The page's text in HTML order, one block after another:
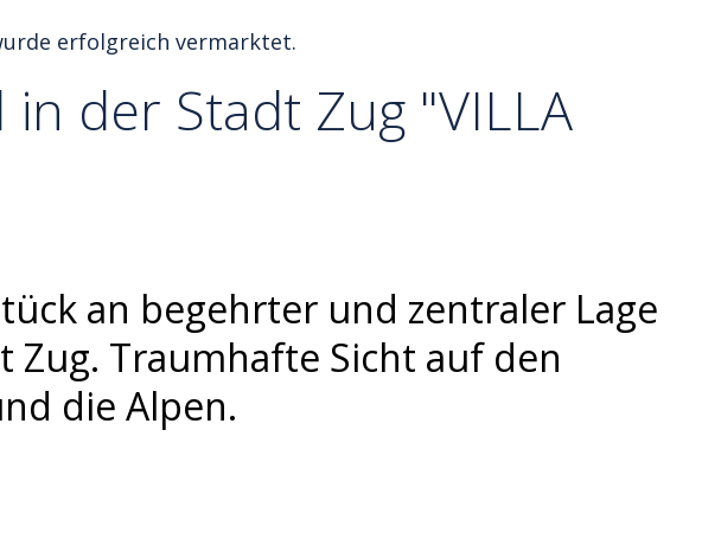
erfolgreich vermarktet.
in der Stadt Zug "VILLA
an begehrter und zentraler Lage
Zug. Traumhafte Sicht auf den
die Alpen.